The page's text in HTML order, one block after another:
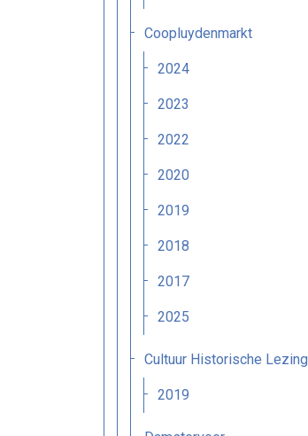
Coopluydenmarkt
2024
2023
2022
2020
2019
2018
2017
2025
Cultuur Historische Lezing
2019